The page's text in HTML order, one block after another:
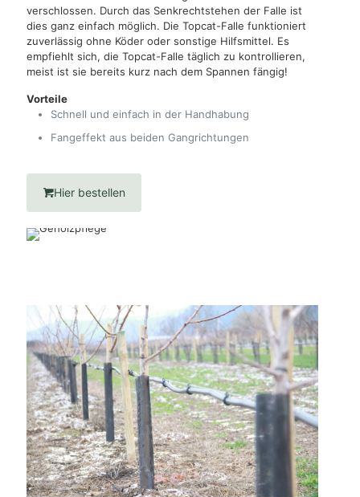
verschlossen. Durch das Senkrechtstehen der Falle ist
dies ganz einfach möglich. Die Topcat-Falle funktioniert
zuverlässig ohne Köder oder sonstige Hilfsmittel. Es
empfiehlt sich, die Topcat-Falle täglich zu kontrollieren,
meist ist sie bereits kurz nach dem Spannen fängig!
Vorteile
Schnell und einfach in der Handhabung
Fangeffekt aus beiden Gangrichtungen
Hier bestellen